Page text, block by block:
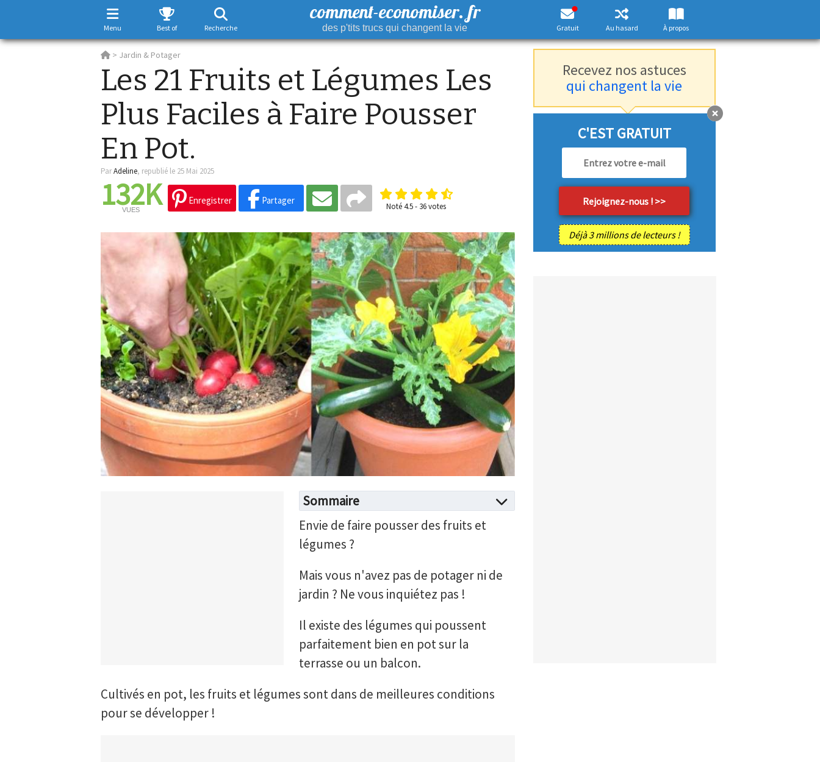
Menu Best of Recherche
comment-economiser. fr
des p'tits trucs qui changent la vie Gratuit Au hasard À propos
> Jardin & Potager
Les 21 Fruits et Légumes Les
Plus Faciles à Faire Pousser
En Pot.
ParAdeline, republié le 25 Mai 2025
132K
VUES
Enregistrer Partager
Noté4.5- 36votes
Sommaire
Envie de faire pousser des fruits et
légumes ?
Mais vous n'avez pas de potager ni de
jardin ? Ne vous inquiétez pas !
Il existe des légumes qui poussent
parfaitement bien en pot sur la
terrasse ou un balcon.
Cultivés en pot, les fruits et légumes sont dans de meilleures conditions
pour se développer !
Recevez nos astuces
qui changent la vie
C'EST GRATUIT
Déjà 3 millions de lecteurs !